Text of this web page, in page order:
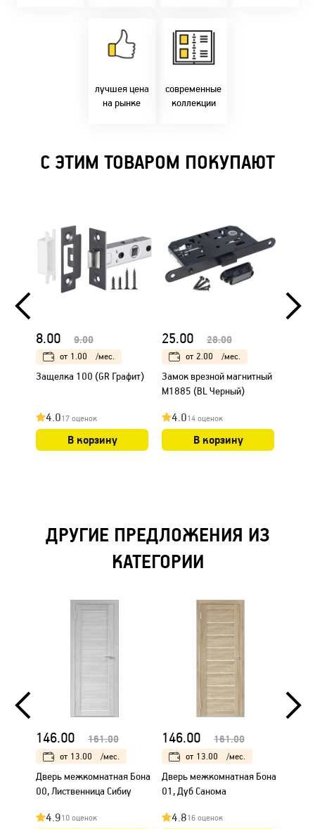
лучшея цена
на рынке
напрямую с
фабрики!
Предлагаем только
современные
коллекции
Идем в ногу с
самыми
современным
стилями и
решениями!
С ЭТИМ ТОВАРОМ ПОКУПАЮТ
8.00 9.00
от 1.00 /мес.
Защелка 100 (GR Графит)
4.017 оценок
В корзину
25.00 28.00
от 2.00 /мес.
Замок врезной магнитный
М1885 (BL Черный)
4.014 оценок
В корзину
ДРУГИЕ ПРЕДЛОЖЕНИЯ ИЗ
КАТЕГОРИИ
146.00 161.00
от 13.00 /мес.
Дверь межкомнатная Бона
00, Лиственница Сибиу
4.910 оценок
146.00 161.00
от 13.00 /мес.
Дверь межкомнатная Бона
01, Дуб Санома
4.816 оценок